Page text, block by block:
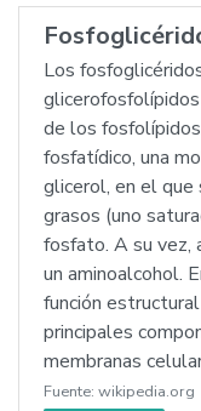
Los
de los
fosfatídico, una
glicerol, en el que
grasos (uno
fosfato. A su vez,
un aminoalcohol.
función
principales
membranas
Fuente: wikipedia.org